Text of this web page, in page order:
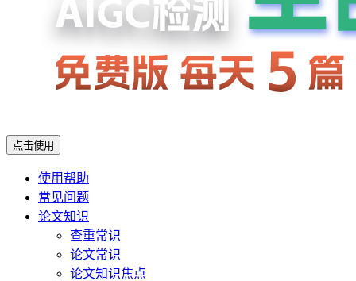
点击使用
使用帮助
常见问题
论文知识
查重常识
论文常识
论文知识焦点